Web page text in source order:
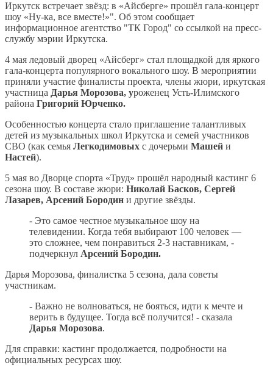
Иркутск встречает звёзд: в «Айсберге» прошёл гала-концерт
шоу «Ну-ка, все вместе!»". Об этом сообщает
информационное агентство "ТК Город" со ссылкой на пресс-
службу мэрии Иркутска.
4 мая ледовый дворец «Айсберг» стал площадкой для яркого
гала-концерта популярного вокального шоу. В мероприятии
приняли участие финалисты проекта, члены жюри, иркутская
участница Дарья Морозова, уроженец Усть-Илимского
района Григорий Юрченко.
Особенностью концерта стало приглашение талантливых
детей из музыкальных школ Иркутска и семей участников
СВО (как семья Легкодимовых с дочерьми Машей и
Настей).
5 мая во Дворце спорта «Труд» прошёл народный кастинг 6
сезона шоу. В составе жюри: Николай Басков, Сергей
Лазарев, Арсений Бородин и другие звёзды.
- Это самое честное музыкальное шоу на
телевидении. Когда тебя выбирают 100 человек —
это сложнее, чем понравиться 2-3 наставникам, -
подчеркнул Арсений Бородин.
Дарья Морозова, финалистка 5 сезона, дала советы
участникам.
- Важно не волноваться, не бояться, идти к мечте и
верить в будущее. Тогда всё получится! - сказала
Дарья Морозова.
Для справки: кастинг продолжается, подробности на
официальных ресурсах шоу.